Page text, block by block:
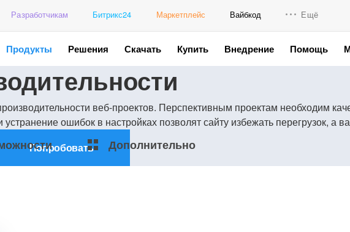
Разработчикам Битрикс24 Маркетплейс Вайбкод Ещё
Продукты Решения Скачать Купить Внедрение Помощь
веб-проектов. Перспективным проектам необходим
ошибок в настройках позволят сайту избежать перегрузок, а
Попробовать Дополнительно